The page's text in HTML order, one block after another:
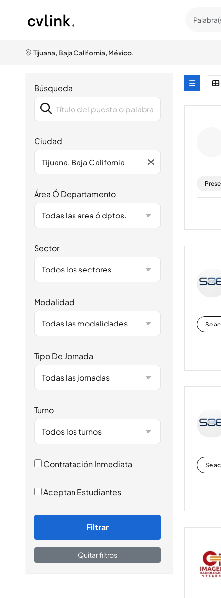
Tijuana, Baja California, México.
Búsqueda
Ciudad
Área Ó Departamento
Todas las area ó dptos.
Sector
Todos los sectores
Modalidad
Todas las modalidades
Tipo De Jornada
Todas las jornadas
Turno
Todos los turnos
Contratación Inmediata
Aceptan Estudiantes
Filtrar
Quitar filtros
Se
Se